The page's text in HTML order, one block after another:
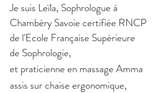
Je suis Leïla, Sophrologue à
Chambéry Savoie certifiée RNCP
de l'Ecole Française Supérieure
de Sophrologie,
et praticienne en massage Amma
assis sur chaise ergonomique,